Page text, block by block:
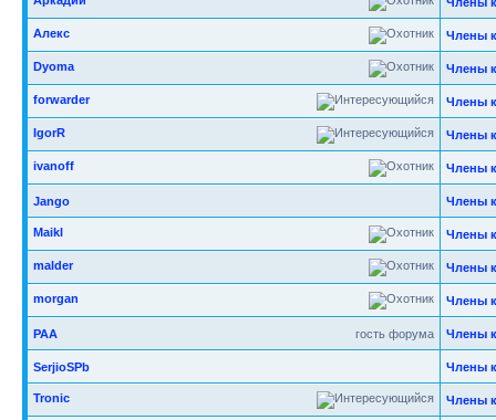
Алекс Члены
Dyoma Члены
forwarder Члены
IgorR Члены
ivanoff Члены
Jango Члены
Maikl Члены
malder Члены
morgan Члены
гость форума
РАА Члены
SerjioSPb Члены
Tronic Члены